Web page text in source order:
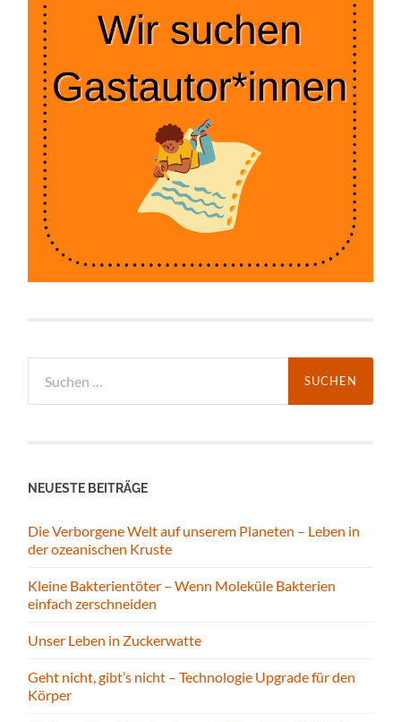
nach:
NEUESTE BEITRÄGE
Die Verborgene Welt auf unserem Planeten – Leben in
der ozeanischen Kruste
Kleine Bakterientöter – Wenn Moleküle Bakterien
einfach zerschneiden
Unser Leben in Zuckerwatte
Geht nicht, gibt’s nicht – Technologie Upgrade für den
Körper